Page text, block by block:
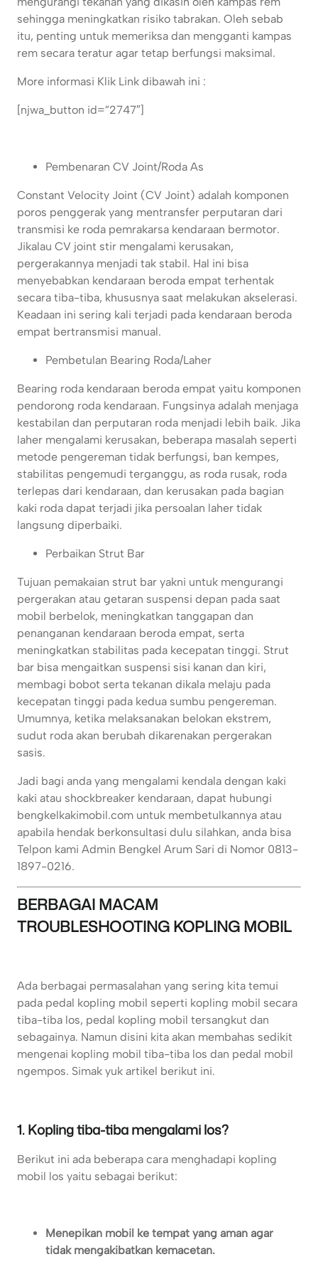
sehingga meningkatkan risiko tabrakan. Oleh sebab
itu, penting untuk memeriksa dan mengganti kampas
rem secara teratur agar tetap berfungsi maksimal.
More informasi Klik Link dibawah ini :
[njwa_button id=”2747″]
Pembenaran CV Joint/Roda As
Constant Velocity Joint (CV Joint) adalah komponen
poros penggerak yang mentransfer perputaran dari
transmisi ke roda pemrakarsa kendaraan bermotor.
Jikalau CV joint stir mengalami kerusakan,
pergerakannya menjadi tak stabil. Hal ini bisa
menyebabkan kendaraan beroda empat terhentak
secara tiba-tiba, khususnya saat melakukan akselerasi.
Keadaan ini sering kali terjadi pada kendaraan beroda
empat bertransmisi manual.
Pembetulan Bearing Roda/Laher
Bearing roda kendaraan beroda empat yaitu komponen
pendorong roda kendaraan. Fungsinya adalah menjaga
kestabilan dan perputaran roda menjadi lebih baik. Jika
laher mengalami kerusakan, beberapa masalah seperti
metode pengereman tidak berfungsi, ban kempes,
stabilitas pengemudi terganggu, as roda rusak, roda
terlepas dari kendaraan, dan kerusakan pada bagian
kaki roda dapat terjadi jika persoalan laher tidak
langsung diperbaiki.
Perbaikan Strut Bar
Tujuan pemakaian strut bar yakni untuk mengurangi
pergerakan atau getaran suspensi depan pada saat
mobil berbelok, meningkatkan tanggapan dan
penanganan kendaraan beroda empat, serta
meningkatkan stabilitas pada kecepatan tinggi. Strut
bar bisa mengaitkan suspensi sisi kanan dan kiri,
membagi bobot serta tekanan dikala melaju pada
kecepatan tinggi pada kedua sumbu pengereman.
Umumnya, ketika melaksanakan belokan ekstrem,
sudut roda akan berubah dikarenakan pergerakan
sasis.
Jadi bagi anda yang mengalami kendala dengan kaki
kaki atau shockbreaker kendaraan, dapat hubungi
bengkelkakimobil.com untuk membetulkannya atau
apabila hendak berkonsultasi dulu silahkan, anda bisa
Telpon kami Admin Bengkel Arum Sari di Nomor 0813-
1897-0216.
BERBAGAI MACAM
TROUBLESHOOTING KOPLING MOBIL
Ada berbagai permasalahan yang sering kita temui
pada pedal kopling mobil seperti kopling mobil secara
tiba-tiba los, pedal kopling mobil tersangkut dan
sebagainya. Namun disini kita akan membahas sedikit
mengenai kopling mobil tiba-tiba los dan pedal mobil
ngempos. Simak yuk artikel berikut ini.
1. Kopling tiba-tiba mengalami los?
Berikut ini ada beberapa cara menghadapi kopling
mobil los yaitu sebagai berikut:
Menepikan mobil ke tempat yang aman agar
tidak mengakibatkan kemacetan.